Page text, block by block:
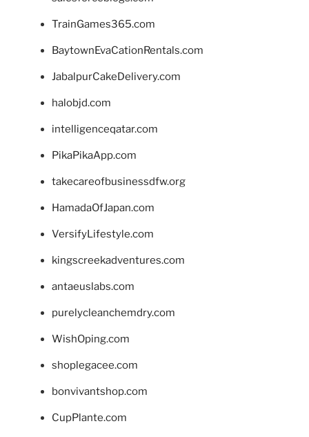
TrainGames365.com
BaytownEvaCationRentals.com
JabalpurCakeDelivery.com
halobjd.com
intelligenceqatar.com
PikaPikaApp.com
takecareofbusinessdfw.org
HamadaOfJapan.com
VersifyLifestyle.com
kingscreekadventures.com
antaeuslabs.com
purelycleanchemdry.com
WishOping.com
shoplegacee.com
bonvivantshop.com
CupPlante.com